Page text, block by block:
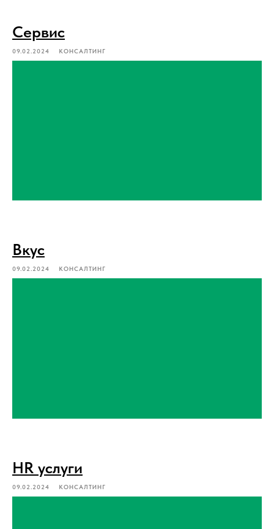
Сервис
09.02.2024 КОНСАЛТИНГ
Вкус
09.02.2024 КОНСАЛТИНГ
HR услуги
09.02.2024 КОНСАЛТИНГ